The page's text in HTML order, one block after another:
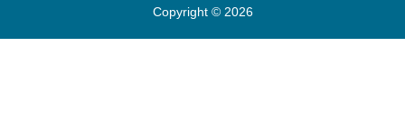
Copyright © 2026